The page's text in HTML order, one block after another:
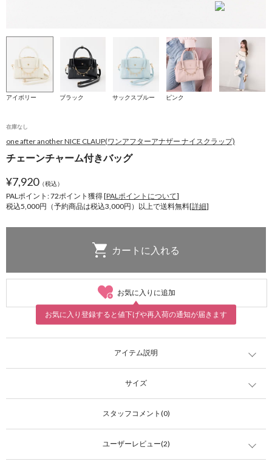
アイボリー ブラック サックスブルー ピンク
在庫なし
one after another NICE CLAUP(ワンアフターアナザー ナイスクラップ)
チェーンチャーム付きバッグ
¥7,920（税込）
PALポイント: 72ポイント獲得 [PALポイントについて]
税込5,000円（予約商品は税込3,000円）以上で送料無料[詳細]
お気に入りに追加
お気に入り登録すると値下げや再入荷の通知が届きます
アイテム説明
サイズ
スタッフコメント(0)
ユーザーレビュー(2)